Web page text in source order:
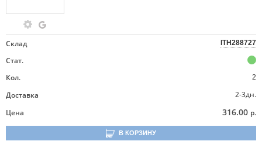
Склад ITH288727
Стат.
Кол.
2
Доставка
2-3дн.
Цена
316.00 р.
В КОРЗИНУ